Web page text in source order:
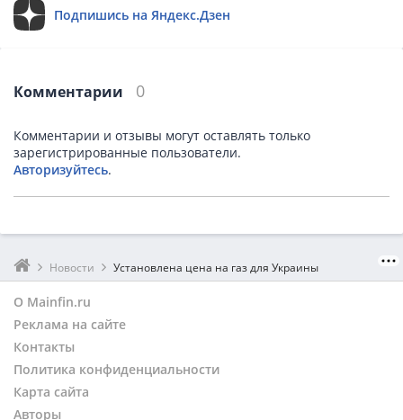
Подпишись на Яндекс.Дзен
Комментарии 0
Комментарии и отзывы могут оставлять только
зарегистрированные пользователи.
Авторизуйтесь.
Новости Установлена цена на газ для Украины
О Mainfin.ru
Реклама на сайте
Контакты
Политика конфиденциальности
Карта сайта
Авторы